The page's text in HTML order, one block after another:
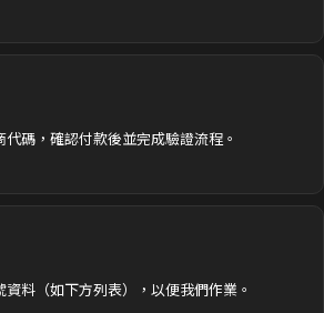
代碼，確認付款後並完成驗證流程。
料（如下方列表），以便我們作業。